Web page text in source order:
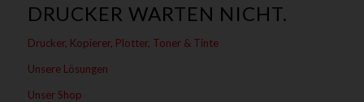
DRUCKER WARTEN NICHT.
Drucker, Kopierer, Plotter, Toner & Tinte
Unsere Lösungen
Unser Shop